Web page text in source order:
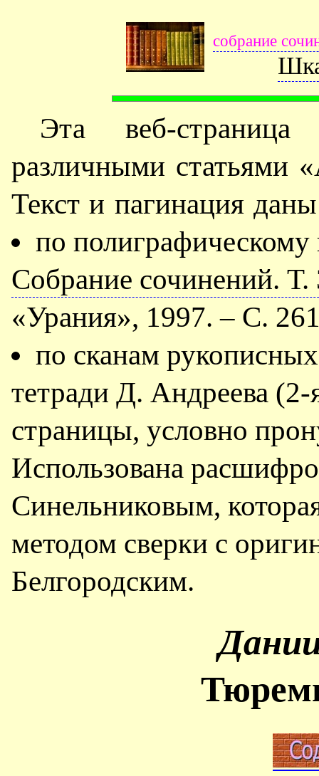
собрание
Эта веб-
различными статьями
Текст и пагинация даны
по
Собрание сочинений. Т.
«Урания», 1997. – С.
по сканам
тетради Д. Андреева
страницы, условно
Использована
Синельниковым,
методом сверки с
Белгородским.